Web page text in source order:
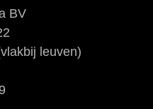
BV
leuven)